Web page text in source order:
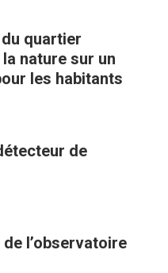
quartier
nature sur un
les habitants
de
l’observatoire